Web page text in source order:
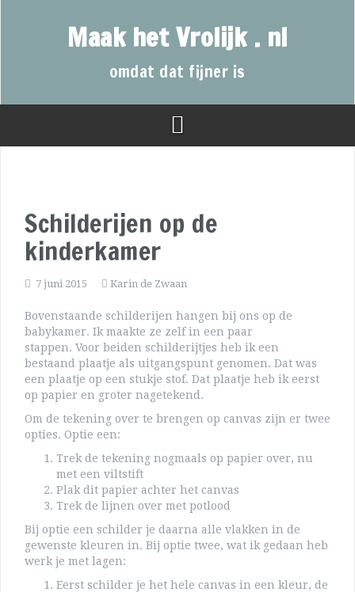
Maak het Vrolijk . nl
omdat dat fijner is
Schilderijen op de
kinderkamer
7 juni 2015 Karin de Zwaan
Bovenstaande schilderijen hangen bij ons op de
babykamer. Ik maakte ze zelf in een paar
stappen. Voor beiden schilderijtjes heb ik een
bestaand plaatje als uitgangspunt genomen. Dat was
een plaatje op een stukje stof. Dat plaatje heb ik eerst
op papier en groter nagetekend.
Om de tekening over te brengen op canvas zijn er twee
opties. Optie een:
Trek de tekening nogmaals op papier over, nu
met een viltstift
Plak dit papier achter het canvas
Trek de lijnen over met potlood
Bij optie een schilder je daarna alle vlakken in de
gewenste kleuren in. Bij optie twee, wat ik gedaan heb
werk je met lagen:
Eerst schilder je het hele canvas in een kleur, de